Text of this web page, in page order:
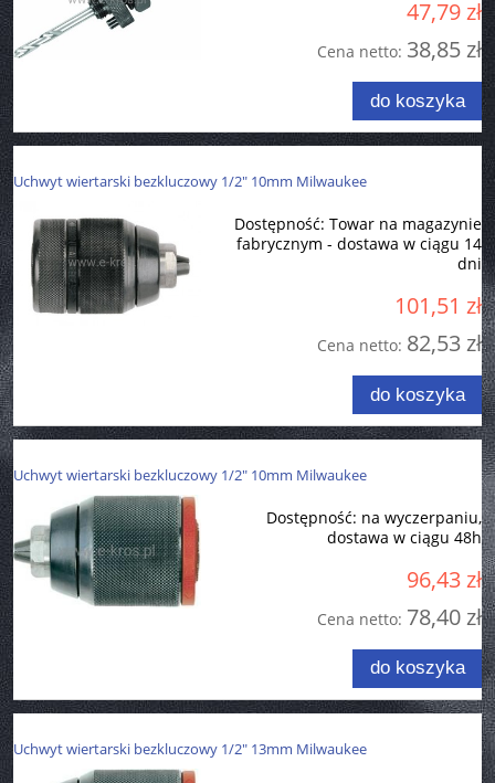
47,79 zł
Cena netto: 38,85 zł
do koszyka
Uchwyt wiertarski bezkluczowy 1/2" 10mm Milwaukee
Dostępność: Towar na magazynie
fabrycznym - dostawa w ciągu 14
dni
101,51 zł
Cena netto: 82,53 zł
do koszyka
Uchwyt wiertarski bezkluczowy 1/2" 10mm Milwaukee
Dostępność: na wyczerpaniu,
dostawa w ciągu 48h
96,43 zł
Cena netto: 78,40 zł
do koszyka
Uchwyt wiertarski bezkluczowy 1/2" 13mm Milwaukee